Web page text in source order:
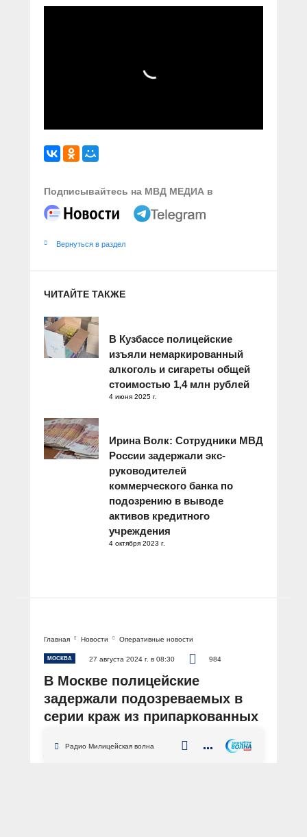
Подписывайтесь на МВД МЕДИА в
Вернуться в раздел
ЧИТАЙТЕ ТАКЖЕ
В Кузбассе полицейские
изъяли немаркированный
алкоголь и сигареты общей
стоимостью 1,4 млн рублей
4 июня 2025 г.
Ирина Волк: Сотрудники МВД
России задержали экс-
руководителей
коммерческого банка по
подозрению в выводе
активов кредитного
учреждения
4 октября 2023 г.
Главная Новости Оперативные новости
МОСКВА 27 августа 2024 г. в 08:30 984
В Москве полицейские
задержали подозреваемых в
серии краж из припаркованных
Радио Милицейская волна